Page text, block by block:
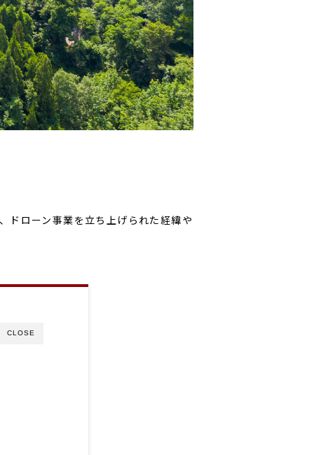
ドローン事業を立ち上げられた経緯や
CLOSE